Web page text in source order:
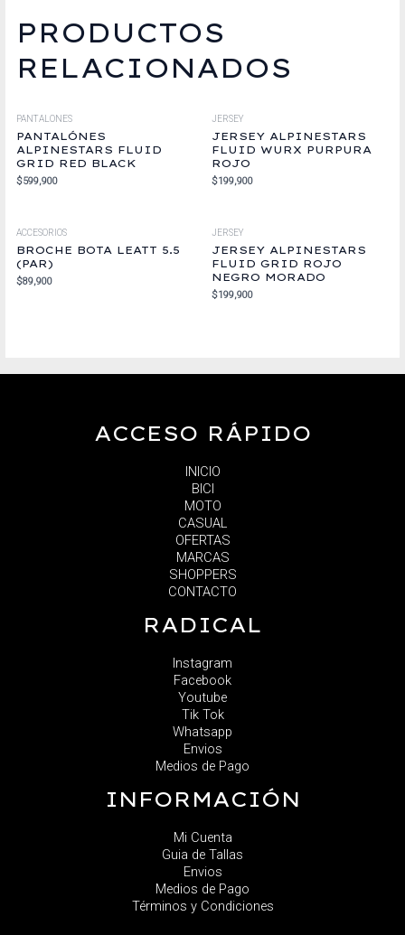
PRODUCTOS
RELACIONADOS
PANTALONES
PANTALÓNES
ALPINESTARS FLUID
GRID RED BLACK
$599,900
JERSEY
JERSEY ALPINESTARS
FLUID WURX PURPURA
ROJO
$199,900
ACCESORIOS
BROCHE BOTA LEATT 5.5
(PAR)
$89,900
JERSEY
JERSEY ALPINESTARS
FLUID GRID ROJO
NEGRO MORADO
$199,900
ACCESO RÁPIDO
INICIO
BICI
MOTO
CASUAL
OFERTAS
MARCAS
SHOPPERS
CONTACTO
RADICAL
Instagram
Facebook
Youtube
Tik Tok
Whatsapp
Envios
Medios de Pago
INFORMACIÓN
Mi Cuenta
Guia de Tallas
Envios
Medios de Pago
Términos y Condiciones